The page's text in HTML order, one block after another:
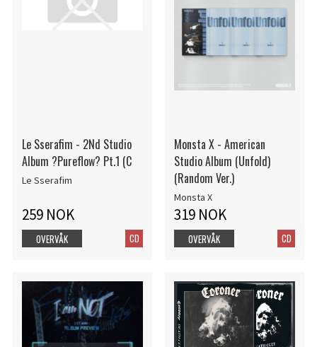
Le Sserafim - 2Nd Studio
Album ?Pureflow? Pt.1 (C
Le Sserafim
259 NOK
CD
OVERVÅK
Monsta X - American
Studio Album (Unfold)
(Random Ver.)
Monsta X
319 NOK
CD
OVERVÅK